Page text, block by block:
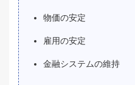
物価の安定
雇用の安定
金融システムの維持